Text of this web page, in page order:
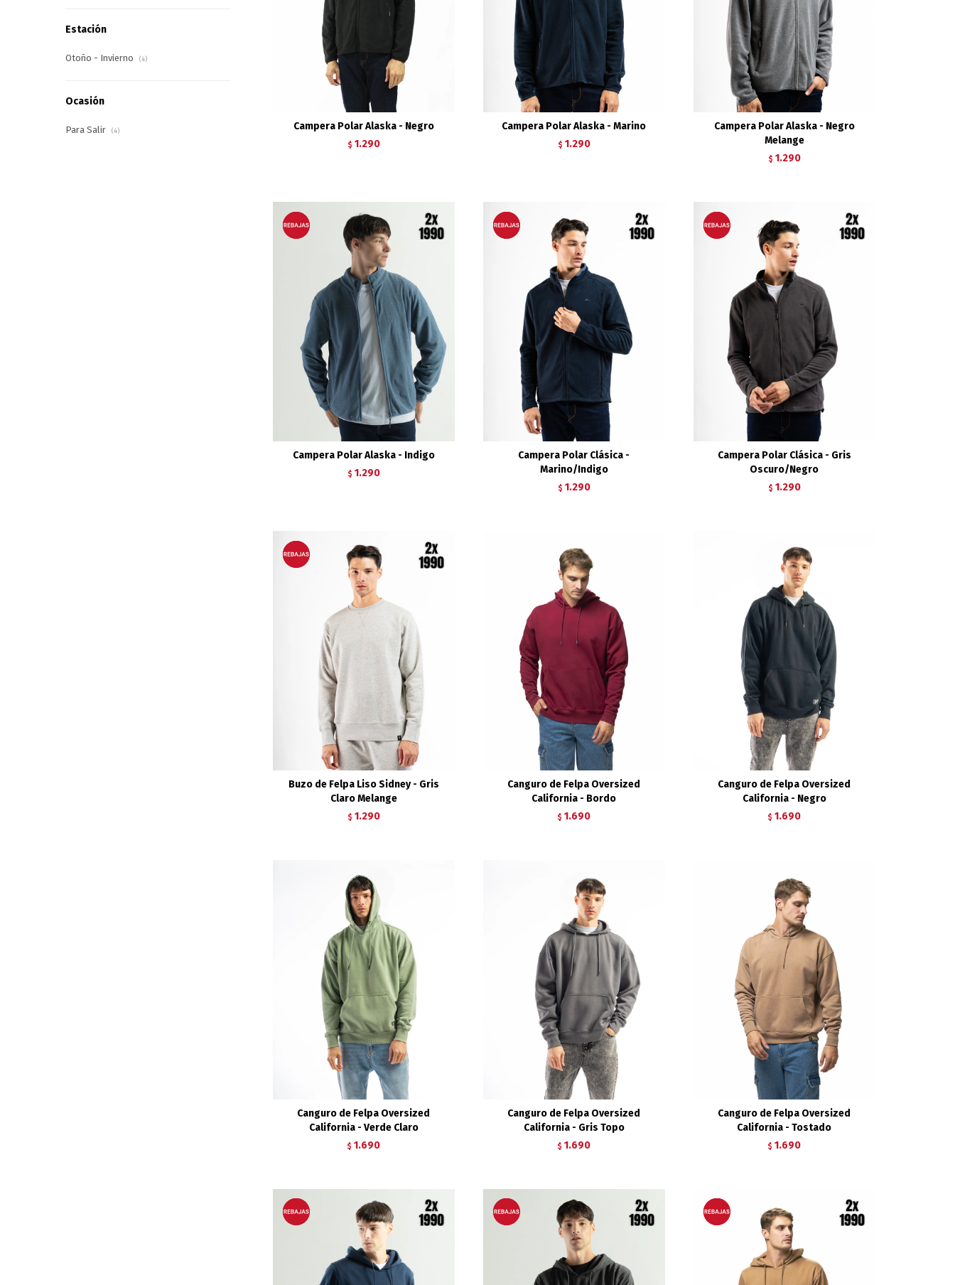
Campera Polar Alaska - Negro
$ 1.290
Campera Polar Alaska - Marino
$ 1.290
Campera Polar Alaska - Negro
Melange
$ 1.290
Campera Polar Alaska - Indigo
$ 1.290
Campera Polar Clásica -
Marino/Indigo
$ 1.290
Campera Polar Clásica - Gris
Oscuro/Negro
$ 1.290
Buzo de Felpa Liso Sidney - Gris
Claro Melange
$ 1.290
Canguro de Felpa Oversized
California - Bordo
$ 1.690
Canguro de Felpa Oversized
California - Negro
$ 1.690
Canguro de Felpa Oversized
California - Verde Claro
$ 1.690
Canguro de Felpa Oversized
California - Gris Topo
$ 1.690
Canguro de Felpa Oversized
California - Tostado
$ 1.690
Estación
Otoño - Invierno (4)
Ocasión
Para Salir (4)